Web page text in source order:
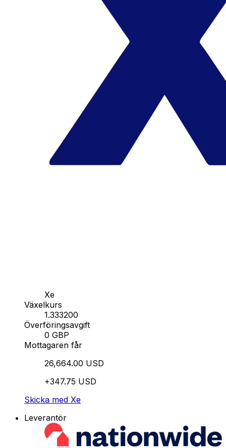
Xe
Växelkurs
1.333200
Överföringsavgift
0 GBP
Mottagaren får
26,664.00 USD
+347.75 USD
Skicka med Xe
Leverantör